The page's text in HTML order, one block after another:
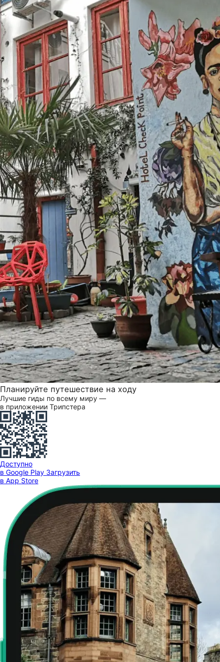
Планируйте путешествие на ходу
Лучшие гиды по всему миру —
в приложении Трипстера
Доступно
в Google Play Загрузить
в App Store